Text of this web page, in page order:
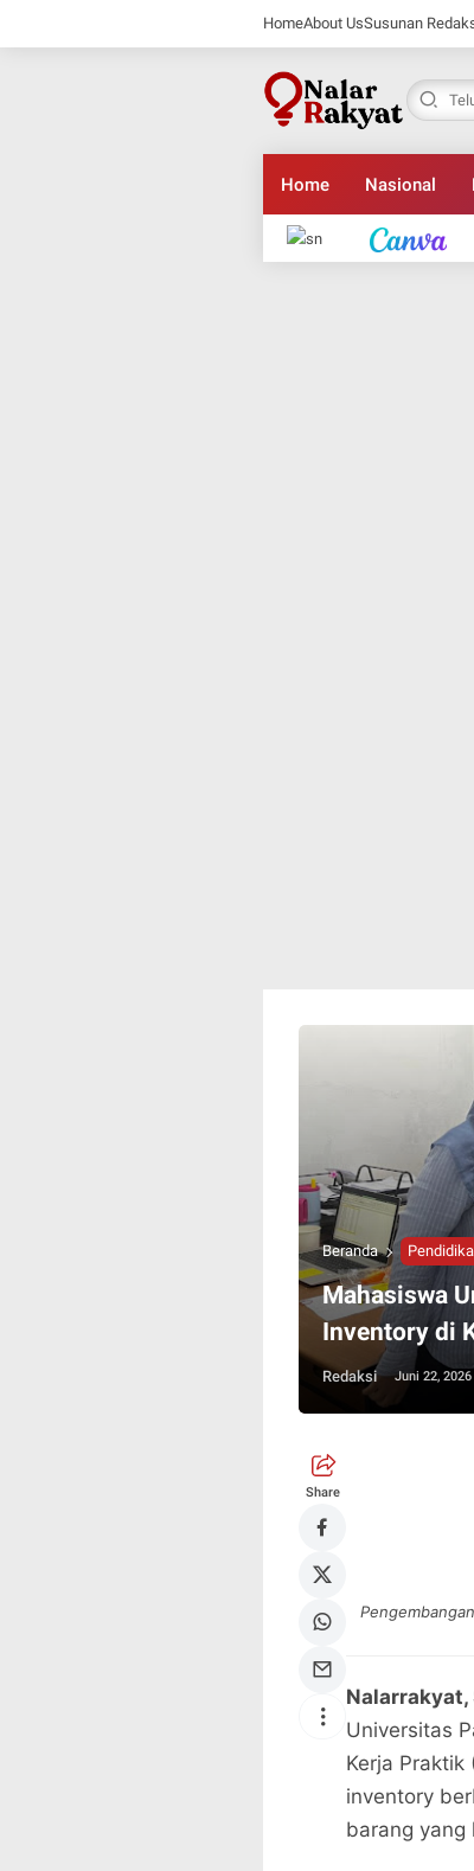
HomeAbout UsSusunan
Home Nasional
Beranda
Mahasiswa
Inventory di
Redaksi Juni 22, 2026
Share
Nalarrakyat,
Universitas
Kerja Praktik
inventory
barang